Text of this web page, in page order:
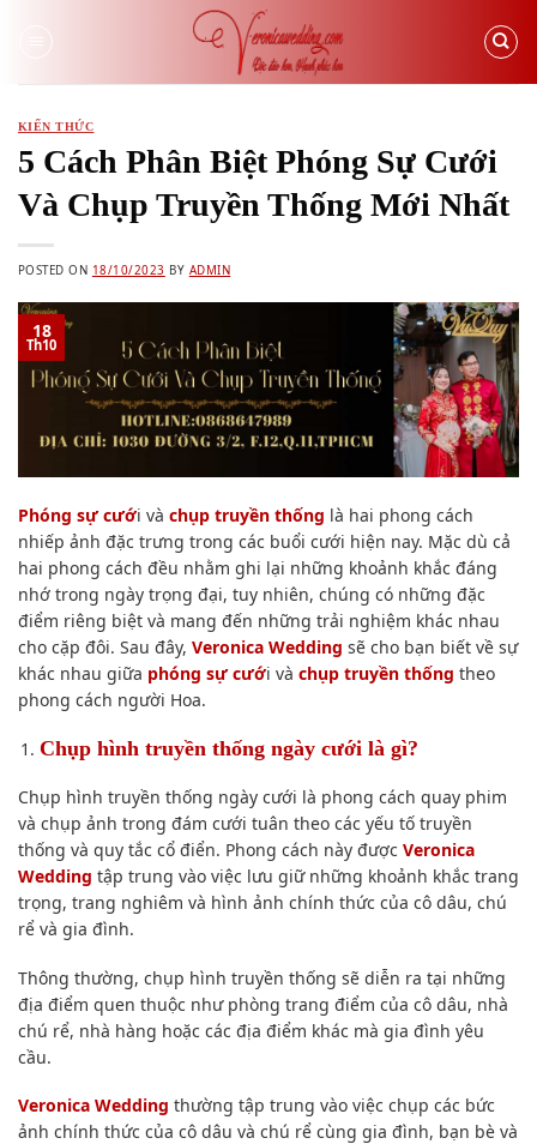
KIẾN THỨC
5 Cách Phân Biệt Phóng Sự Cưới
Và Chụp Truyền Thống Mới Nhất
POSTED ON 18/10/2023 BY ADMIN
18
Th10
Phóng sự cưới và chụp truyền thống là hai phong cách
nhiếp ảnh đặc trưng trong các buổi cưới hiện nay. Mặc dù cả
hai phong cách đều nhằm ghi lại những khoảnh khắc đáng
nhớ trong ngày trọng đại, tuy nhiên, chúng có những đặc
điểm riêng biệt và mang đến những trải nghiệm khác nhau
cho cặp đôi. Sau đây, Veronica Wedding sẽ cho bạn biết về sự
khác nhau giữa phóng sự cưới và chụp truyền thống theo
phong cách người Hoa.
Chụp hình truyền thống ngày cưới là gì?
Chụp hình truyền thống ngày cưới là phong cách quay phim
và chụp ảnh trong đám cưới tuân theo các yếu tố truyền
thống và quy tắc cổ điển. Phong cách này được Veronica
Wedding tập trung vào việc lưu giữ những khoảnh khắc trang
trọng, trang nghiêm và hình ảnh chính thức của cô dâu, chú
rể và gia đình.
Thông thường, chụp hình truyền thống sẽ diễn ra tại những
địa điểm quen thuộc như phòng trang điểm của cô dâu, nhà
chú rể, nhà hàng hoặc các địa điểm khác mà gia đình yêu
cầu.
Veronica Wedding thường tập trung vào việc chụp các bức
ảnh chính thức của cô dâu và chú rể cùng gia đình, bạn bè và